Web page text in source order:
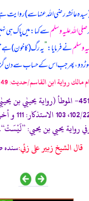
عائشہ رضی اللہ عنہا سے) روایت
صلی اللہ علیہ وسلمسے کہا: میں پاک ہی
وسلمنے فرمایا:”یہ رگ (کا خون)
دو، پھر جب اس کے حساب سے دن
مالك رواية ابن القاسم/حدیث: 49]
رواية يحيي بن يحيي:
قال الشيخ زبير على زئي: